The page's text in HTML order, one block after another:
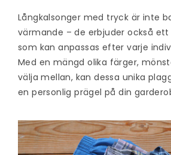
Långkalsonger med tryck är inte
värmande – de erbjuder också
som kan anpassas efter varje
Med en mängd olika färger,
välja mellan, kan dessa unika
en personlig prägel på din